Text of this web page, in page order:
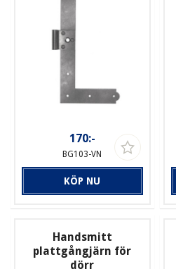
170:-
BG103-VN
KÖP NU
Handsmitt
plattgångjärn för
dörr